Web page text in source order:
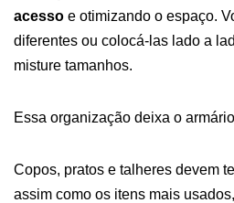
acesso e otimizando o espaço.
diferentes ou colocá-las lado a
misture tamanhos.
Essa organização deixa o
Copos, pratos e talheres devem
assim como os itens mais